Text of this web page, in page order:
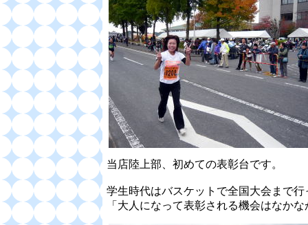
当店陸上部、初めての表彰台です。
学生時代はバスケットで全国大会まで
「大人になって表彰される機会はなか